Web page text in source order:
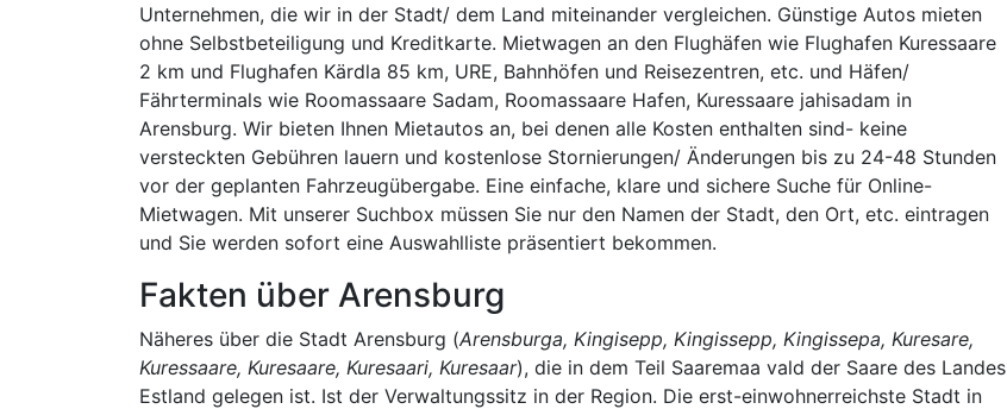
Unternehmen, die wir in der Stadt/ dem Land miteinander vergleichen. Günstige Autos mieten
ohne Selbstbeteiligung und Kreditkarte. Mietwagen an den Flughäfen wie Flughafen Kuressaare
2 km und Flughafen Kärdla 85 km, URE, Bahnhöfen und Reisezentren, etc. und Häfen/
Fährterminals wie Roomassaare Sadam, Roomassaare Hafen, Kuressaare jahisadam in
Arensburg. Wir bieten Ihnen Mietautos an, bei denen alle Kosten enthalten sind- keine
versteckten Gebühren lauern und kostenlose Stornierungen/ Änderungen bis zu 24-48 Stunden
vor der geplanten Fahrzeugübergabe. Eine einfache, klare und sichere Suche für Online-
Mietwagen. Mit unserer Suchbox müssen Sie nur den Namen der Stadt, den Ort, etc. eintragen
und Sie werden sofort eine Auswahlliste präsentiert bekommen.
Fakten über Arensburg
Näheres über die Stadt Arensburg (Arensburga, Kingisepp, Kingissepp, Kingissepa, Kuresare,
Kuressaare, Kuresaare, Kuresaari, Kuresaar), die in dem Teil Saaremaa vald der Saare des Landes
Estland gelegen ist. Ist der Verwaltungssitz in der Region. Die erst-einwohnerreichste Stadt in